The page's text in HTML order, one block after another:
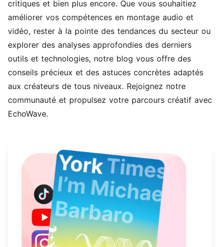
critiques et bien plus encore. Que vous souhaitiez
améliorer vos compétences en montage audio et
vidéo, rester à la pointe des tendances du secteur ou
explorer des analyses approfondies des derniers
outils et technologies, notre blog vous offre des
conseils précieux et des astuces concrètes adaptés
aux créateurs de tous niveaux. Rejoignez notre
communauté et propulsez votre parcours créatif avec
EchoWave.
En savoir plus sur Comment les podcasts génèrent-ils